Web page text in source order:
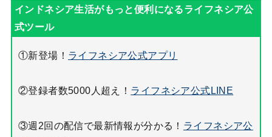
①新登場！ ライフネシア公式アプリ
②登録者数5000人超え！ ライフネシア公式LINE
③週2回の配信で最新情報が分かる！ ライフネシア公